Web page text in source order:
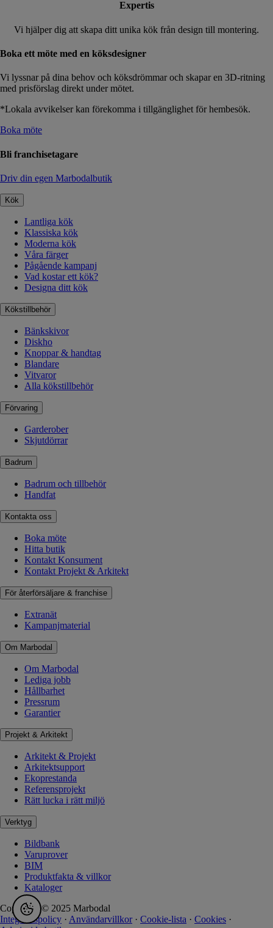
Expertis
Vi hjälper dig att skapa ditt unika kök från design till montering.
Boka ett möte med en köksdesigner
Vi lyssnar på dina behov och köksdrömmar och skapar en 3D-ritning
med prisförslag direkt under mötet.
*Lokala avvikelser kan förekomma i tillgänglighet för hembesök.
Boka möte
Bli franchisetagare
Driv din egen Marbodalbutik
Kök
Lantliga kök
Klassiska kök
Moderna kök
Våra färger
Pågående kampanj
Vad kostar ett kök?
Designa ditt kök
Kökstillbehör
Bänkskivor
Diskho
Knoppar & handtag
Blandare
Vitvaror
Alla kökstillbehör
Förvaring
Garderober
Skjutdörrar
Badrum
Badrum och tillbehör
Handfat
Kontakta oss
Boka möte
Hitta butik
Kontakt Konsument
Kontakt Projekt & Arkitekt
För återförsäljare & franchise
Extranät
Kampanjmaterial
Om Marbodal
Om Marbodal
Lediga jobb
Hållbarhet
Pressrum
Garantier
Projekt & Arkitekt
Arkitekt & Projekt
Arkitektsupport
Ekoprestanda
Referensprojekt
Rätt lucka i rätt miljö
Verktyg
Bildbank
Varuprover
BIM
Produktfakta & villkor
Kataloger
Copyright © 2025 Marbodal
Integritetspolicy · Användarvillkor · Cookie-lista · Cookies ·